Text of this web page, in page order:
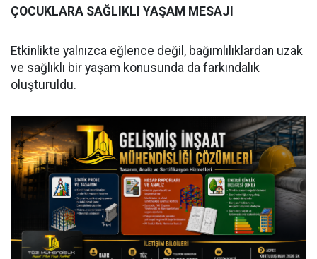
ÇOCUKLARA SAĞLIKLI YAŞAM MESAJI
Etkinlikte yalnızca eğlence değil, bağımlılıklardan uzak
ve sağlıklı bir yaşam konusunda da farkındalık
oluşturuldu.